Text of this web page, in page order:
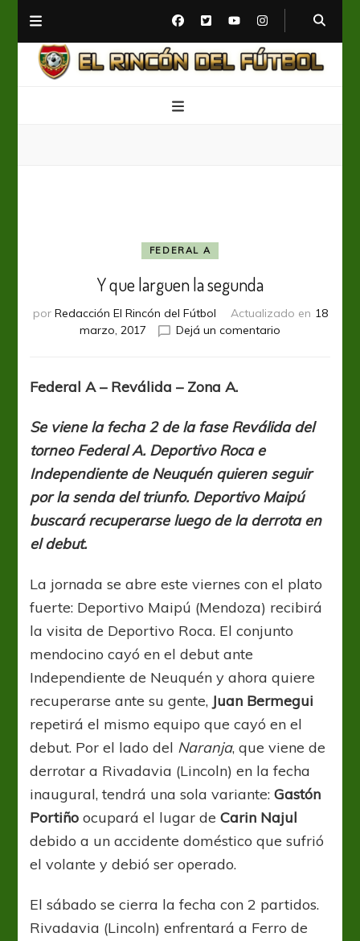
FEDERAL A
Y que larguen la segunda
por Redacción El Rincón del Fútbol Actualizado en 18
marzo, 2017
Dejá un comentario
Federal A – Reválida – Zona A.
Se viene la fecha 2 de la fase Reválida del
torneo Federal A. Deportivo Roca e
Independiente de Neuquén quieren seguir
por la senda del triunfo. Deportivo Maipú
buscará recuperarse luego de la derrota en
el debut.
La jornada se abre este viernes con el plato
fuerte: Deportivo Maipú (Mendoza) recibirá
la visita de Deportivo Roca. El conjunto
mendocino cayó en el debut ante
Independiente de Neuquén y ahora quiere
recuperarse ante su gente, Juan Bermegui
repetirá el mismo equipo que cayó en el
debut. Por el lado del Naranja, que viene de
derrotar a Rivadavia (Lincoln) en la fecha
inaugural, tendrá una sola variante:Gastón
Portiño ocupará el lugar deCarin Najul
debido a un accidente doméstico que sufrió
el volante y debió ser operado.
El sábado se cierra la fecha con 2 partidos.
Rivadavia (Lincoln) enfrentará a Ferro de